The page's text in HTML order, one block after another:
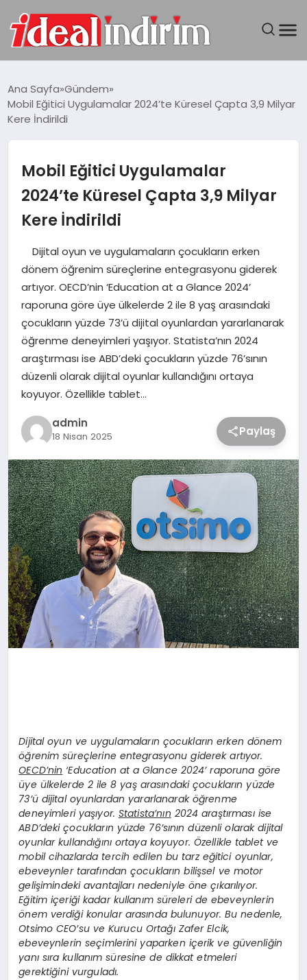
BILGISAYAR
TEKNOLOJI
YAŞAM
Ana Sayfa Gündem
Mobil Eğitici Uygulamalar 2024’te Küresel Çapta 3,9 Milyar
Kere İndirildi
Mobil Eğitici Uygulamalar
2024’te Küresel Çapta 3,9 Milyar
Kere İndirildi
Dijital oyun ve uygulamaların çocukların erken
dönem öğrenim süreçlerine entegrasyonu giderek
artıyor. OECD’nin ‘Education at a Glance 2024’
raporuna göre üye ülkelerde 2 ile 8 yaş arasındaki
çocukların yüzde 73’ü dijital oyunlardan yararlanarak
öğrenme deneyimleri yaşıyor. Statista’nın 2024
araştırması ise ABD’deki çocukların yüzde 76’sının
düzenli olarak dijital oyunlar kullandığını ortaya
koyuyor. Özellikle tablet…
admin
18 Nisan 2025 Paylaş
Dijital oyun ve uygulamaların çocukların erken dönem
öğrenim süreçlerine entegrasyonu giderek artıyor.
OECD’nin ‘Education at a Glance 2024’ raporuna göre
üye ülkelerde 2 ile 8 yaş arasındaki çocukların yüzde
73’ü dijital oyunlardan yararlanarak öğrenme
deneyimleri yaşıyor. Statista’nın 2024 araştırması ise
ABD’deki çocukların yüzde 76’sının düzenli olarak dijital
oyunlar kullandığını ortaya koyuyor. Özellikle tablet ve
mobil cihazlarda tercih edilen bu tarz eğitici oyunlar,
ebeveynler tarafından çocukların bilişsel ve motor
gelişimindeki avantajları nedeniyle öne çıkarılıyor.
Eğitim içeriği kadar kullanım süreleri de ebeveynlerin
önem verdiği konular arasında bulunuyor. Bu nedenle,
Otsimo CEO’su ve Kurucu Ortağı Zafer Elcik,
ebeveynlerin seçimlerini yaparken içerik ve güvenliğin
yanı sıra kullanım süresine de dikkat etmeleri
gerektiğini vurguladı.